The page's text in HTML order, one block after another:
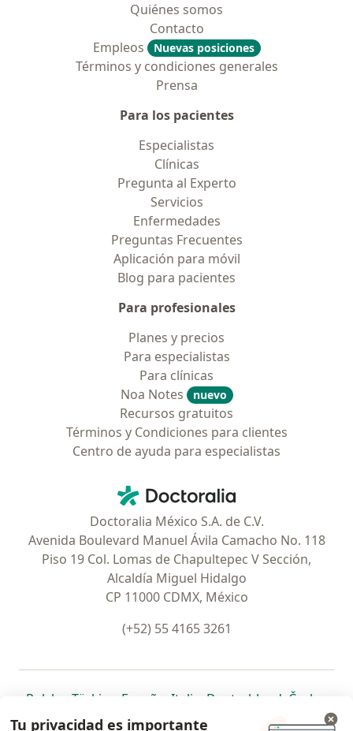
Quiénes somos
Contacto
Empleos
Nuevas posiciones
Términos y condiciones generales
Prensa
Para los pacientes
Especialistas
Clínicas
Pregunta al Experto
Servicios
Enfermedades
Preguntas Frecuentes
Aplicación para móvil
Blog para pacientes
Para profesionales
Planes y precios
Para especialistas
Para clínicas
Noa Notes
nuevo
Recursos gratuitos
Términos y Condiciones para clientes
Centro de ayuda para especialistas
Doctoralia - Página de inicio
Doctoralia México S.A. de C.V.
Avenida Boulevard Manuel Ávila Camacho No. 118
Piso 19 Col. Lomas de Chapultepec V Sección,
Alcaldía Miguel Hidalgo
CP 11000 CDMX, México
(+52) 55 4165 3261
Polska se abre en una nueva pestaña
Türkiye se abre en una nueva pestaña
España se abre en una nueva pestaña
Italia se abre en una nueva
Deutschlandse abre en
Česko
Portugal
se abre en una nueva pestaña
México se abre en una nueva pestaña
Chile se abre en una nueva pestaña
Brasil se abre en una nueva
se abre en
se
Tu privacidad es importante